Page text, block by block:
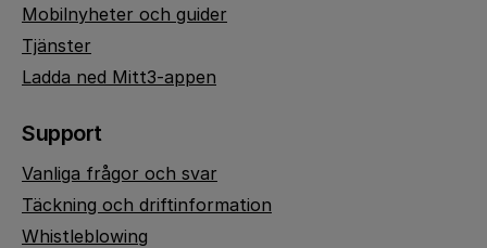
Mobilnyheter och guider
Tjänster
Ladda ned Mitt3-appen
Support
Vanliga frågor och svar
Täckning och driftinformation
Whistleblowing